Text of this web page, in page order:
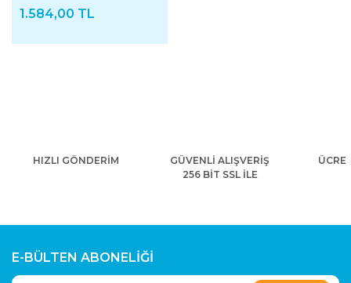
1.584,00 TL
HIZLI GÖNDERİM
GÜVENLİ ALIŞVERİŞ
256 BİT SSL İLE
E-BÜLTEN ABONELİĞİ